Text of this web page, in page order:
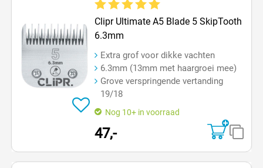
Clipr Ultimate A5 Blade 5 SkipTooth
6.3mm
Extra grof voor dikke vachten
6.3mm (13mm met haargroei mee)
Grove verspringende vertanding
19/18
Nog 10+ in voorraad
47,-